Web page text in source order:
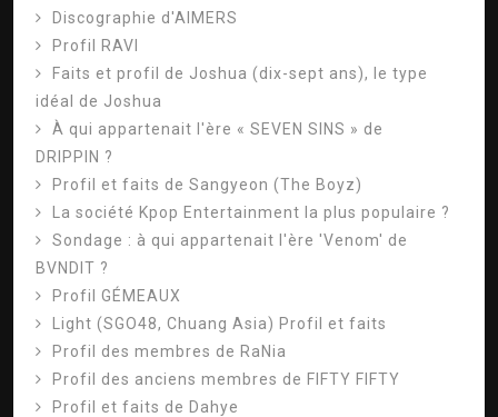
Discographie d'AIMERS
Profil RAVI
Faits et profil de Joshua (dix-sept ans), le type
idéal de Joshua
À qui appartenait l'ère « SEVEN SINS » de
DRIPPIN ?
Profil et faits de Sangyeon (The Boyz)
La société Kpop Entertainment la plus populaire ?
Sondage : à qui appartenait l'ère 'Venom' de
BVNDIT ?
Profil GÉMEAUX
Light (SGO48, Chuang Asia) Profil et faits
Profil des membres de RaNia
Profil des anciens membres de FIFTY FIFTY
Profil et faits de Dahye